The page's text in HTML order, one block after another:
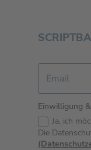
Einwilligung
Ja, ich
Die